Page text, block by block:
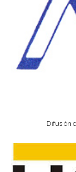
Difusión